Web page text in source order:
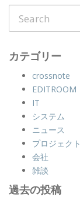
カテゴリー
crossnote
EDITROOM
IT
システム
ニュース
プロジェクト
会社
雑談
過去の投稿